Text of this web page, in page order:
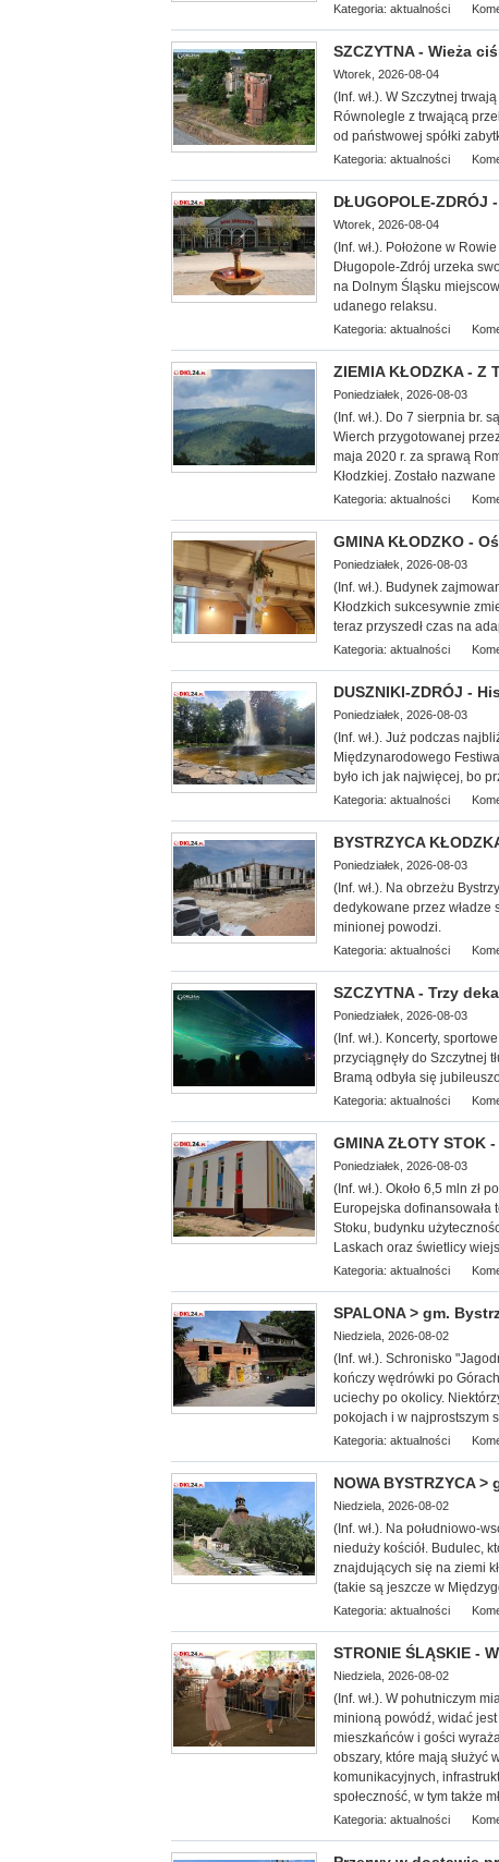
Kategoria: aktualności
SZCZYTNA - Wieża
Wtorek, 2026-08-04
(Inf. wł.). W Szczytnej
Równolegle z trwającą
od państwowej spółki
Kategoria: aktualności
DŁUGOPOLE-
Wtorek, 2026-08-04
(Inf. wł.). Położone w
Długopole-Zdrój urzeka
na Dolnym Śląsku
udanego relaksu.
Kategoria: aktualności
ZIEMIA KŁODZKA - Z
Poniedziałek, 2026-08-03
(Inf. wł.). Do 7 sierpnia br.
Wierch przygotowanej
maja 2020 r. za sprawą
Kłodzkiej. Zostało
Kategoria: aktualności
GMINA KŁODZKO -
Poniedziałek, 2026-08-03
(Inf. wł.). Budynek
Kłodzkich su kcesywnie
teraz przyszedł czas na
Kategoria: aktualności
DUSZNIKI-ZDRÓJ -
Poniedziałek, 2026-08-03
(Inf. wł.). Już podczas
Międzynarodowego
było ich jak najwięcej, bo
Kategoria: aktualności
BYSTRZYCA
Poniedziałek, 2026-08-03
(Inf. wł.). Na obrzeżu
dedykowane przez władze
minionej powodzi.
Kategoria: aktualności
SZCZYTNA - Trzy
Poniedziałek, 2026-08-03
(Inf. wł.). Koncerty,
przyciągnęły do Szczytnej
Bramą odbyła się
Kategoria: aktualności
GMINA ZŁOTY
Poniedziałek, 2026-08-03
(Inf. wł.). Około 6,5 mln zł
Europejska dofinansowała
Stoku, budynku
Laskach oraz świetlicy
Kategoria: aktualności
SPALONA > gm.
Niedziela, 2026-08-02
(Inf. wł.). Schronisko
kończy wędrówki po
uciechy po okolicy.
pokojach i w najprostszym
Kategoria: aktualności
NOWA BYSTRZYCA
Niedziela, 2026-08-02
(Inf. wł.). Na południowo-
nieduży kościół. Budulec,
znajdujących się na ziemi
(takie są jeszcze w
Kategoria: aktualności
STRONIE ŚLĄSKIE -
Niedziela, 2026-08-02
(Inf. wł.). W pohutniczym
minioną powódź, widać
mieszkańców i gości
obszary, które mają służyć
komunikacyjnych,
społeczność, w tym także
Kategoria: aktualności